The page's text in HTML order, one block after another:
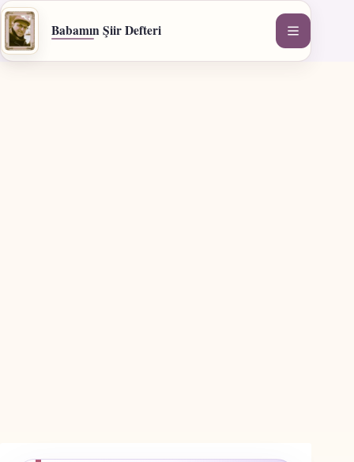
İçeriğe
geç
Babamın Şiir Defteri